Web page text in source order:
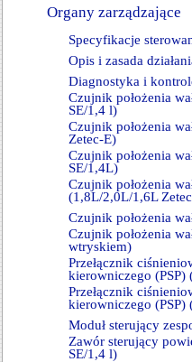
Organy zarządzające
Specyfikacje
Opis i zasada
Diagnostyka i
Czujnik położenia
SE/1,4 l)
Czujnik położenia
Zetec-E)
Czujnik położenia
SE/1,4L)
Czujnik położenia
(1,8L/2,0L/1,6L
Czujnik położenia
Czujnik położenia
wtryskiem)
Przełącznik
kierowniczego (PSP)
Przełącznik
kierowniczego
Moduł sterujący
Zawór sterujący
SE/1,4 l)